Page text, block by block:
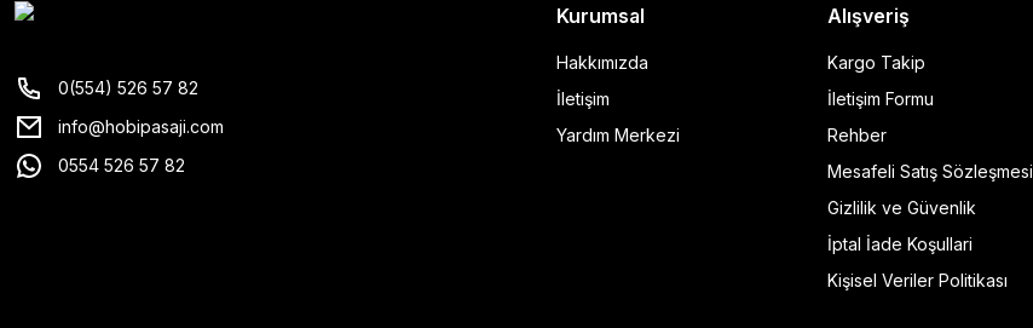
0(554) 526 57 82
info@hobipasaji.com
0554 526 57 82
Kurumsal
Hakkımızda
İletişim
Yardım Merkezi
Alışveriş
Kargo Takip
İletişim Formu
Rehber
Mesafeli Satış Sözleşmesi
Gizlilik ve Güvenlik
İptal İade Koşullari
Kişisel Veriler Politikası